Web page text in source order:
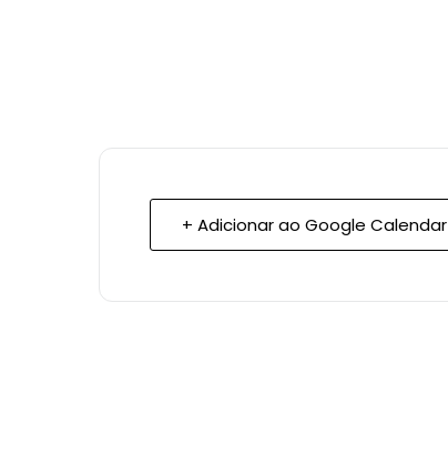
+ Adicionar ao Google Calendar